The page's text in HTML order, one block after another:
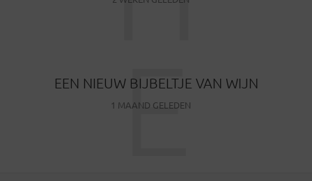
EEN NIEUW BIJBELTJE VAN WIJN
1 MAAND GELEDEN
E